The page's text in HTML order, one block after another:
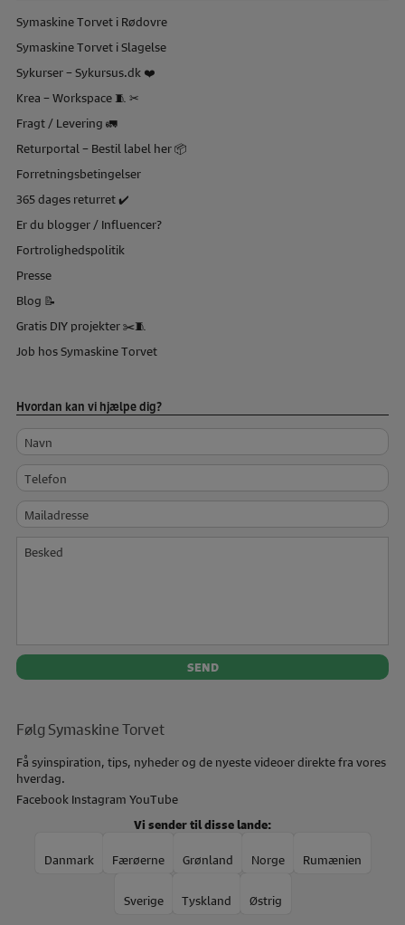
Symaskine Torvet i Rødovre
Symaskine Torvet i Slagelse
Sykurser – Sykursus.dk ❤️
Krea – Workspace 🧵 ✂
Fragt / Levering 🚛
Returportal – Bestil label her 📦
Forretningsbetingelser
365 dages returret ✔️
Er du blogger / Influencer?
Fortrolighedspolitik
Presse
Blog 📝
Gratis DIY projekter ✂️🧵
Job hos Symaskine Torvet
Hvordan kan vi hjælpe dig?
Navn
Telefon
Mailadresse
Besked
Følg Symaskine Torvet
Få syinspiration, tips, nyheder og de nyeste videoer direkte fra vores
hverdag.
Facebook Instagram YouTube
Vi sender til disse lande:
Danmark Færøerne Grønland Norge Rumænien
Sverige Tyskland Østrig